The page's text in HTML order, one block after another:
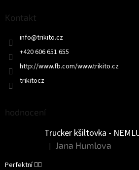
Kontakt
info@trikito.cz
+420 606 651 655
http://www.fb.com/www.trikito.cz
trikitocz
hodnocení
Trucker kšiltovka -
Hodnocení produktu je 5 z 5
| Jana Humlova
Perfektní 👌🏻